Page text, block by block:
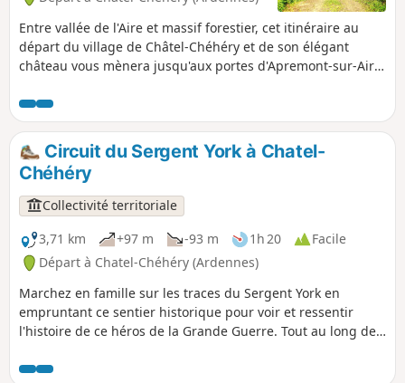
Entre vallée de l'Aire et massif forestier, cet itinéraire au
départ du village de Châtel-Chéhéry et de son élégant
château vous mènera jusqu'aux portes d'Apremont-sur-Aire
militaire allemand classé à l'Unesco.
Circuit du Sergent York à Chatel-
Chéhéry
Collectivité territoriale
3,71 km
+97 m -93 m 1h 20
Facile
Départ à Chatel-Chéhéry (Ardennes)
Marchez en famille sur les traces du Sergent York en
empruntant ce sentier historique pour voir et ressentir
l'histoire de ce héros de la Grande Guerre. Tout au long de
irez de panneau d'informations en panneau d'informations